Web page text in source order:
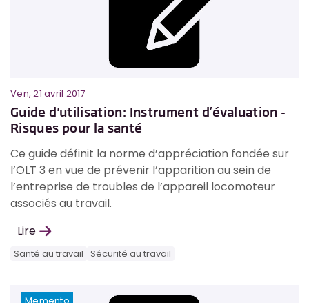
Ven, 21 avril 2017
Guide d'utilisation: Instrument d’évaluation -
Risques pour la santé
Ce guide définit la norme d’appréciation fondée sur
l’OLT 3 en vue de prévenir l’apparition au sein de
l’entreprise de troubles de l’appareil locomoteur
associés au travail.
Lire
Santé au travail Sécurité au travail
Memento